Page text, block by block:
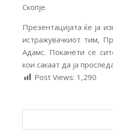
Скопје.
Презентацијата ќе ја
истражувачкиот тим,
Адамс. Поканети се
кои сакаат да ја
Post Views: 1,290